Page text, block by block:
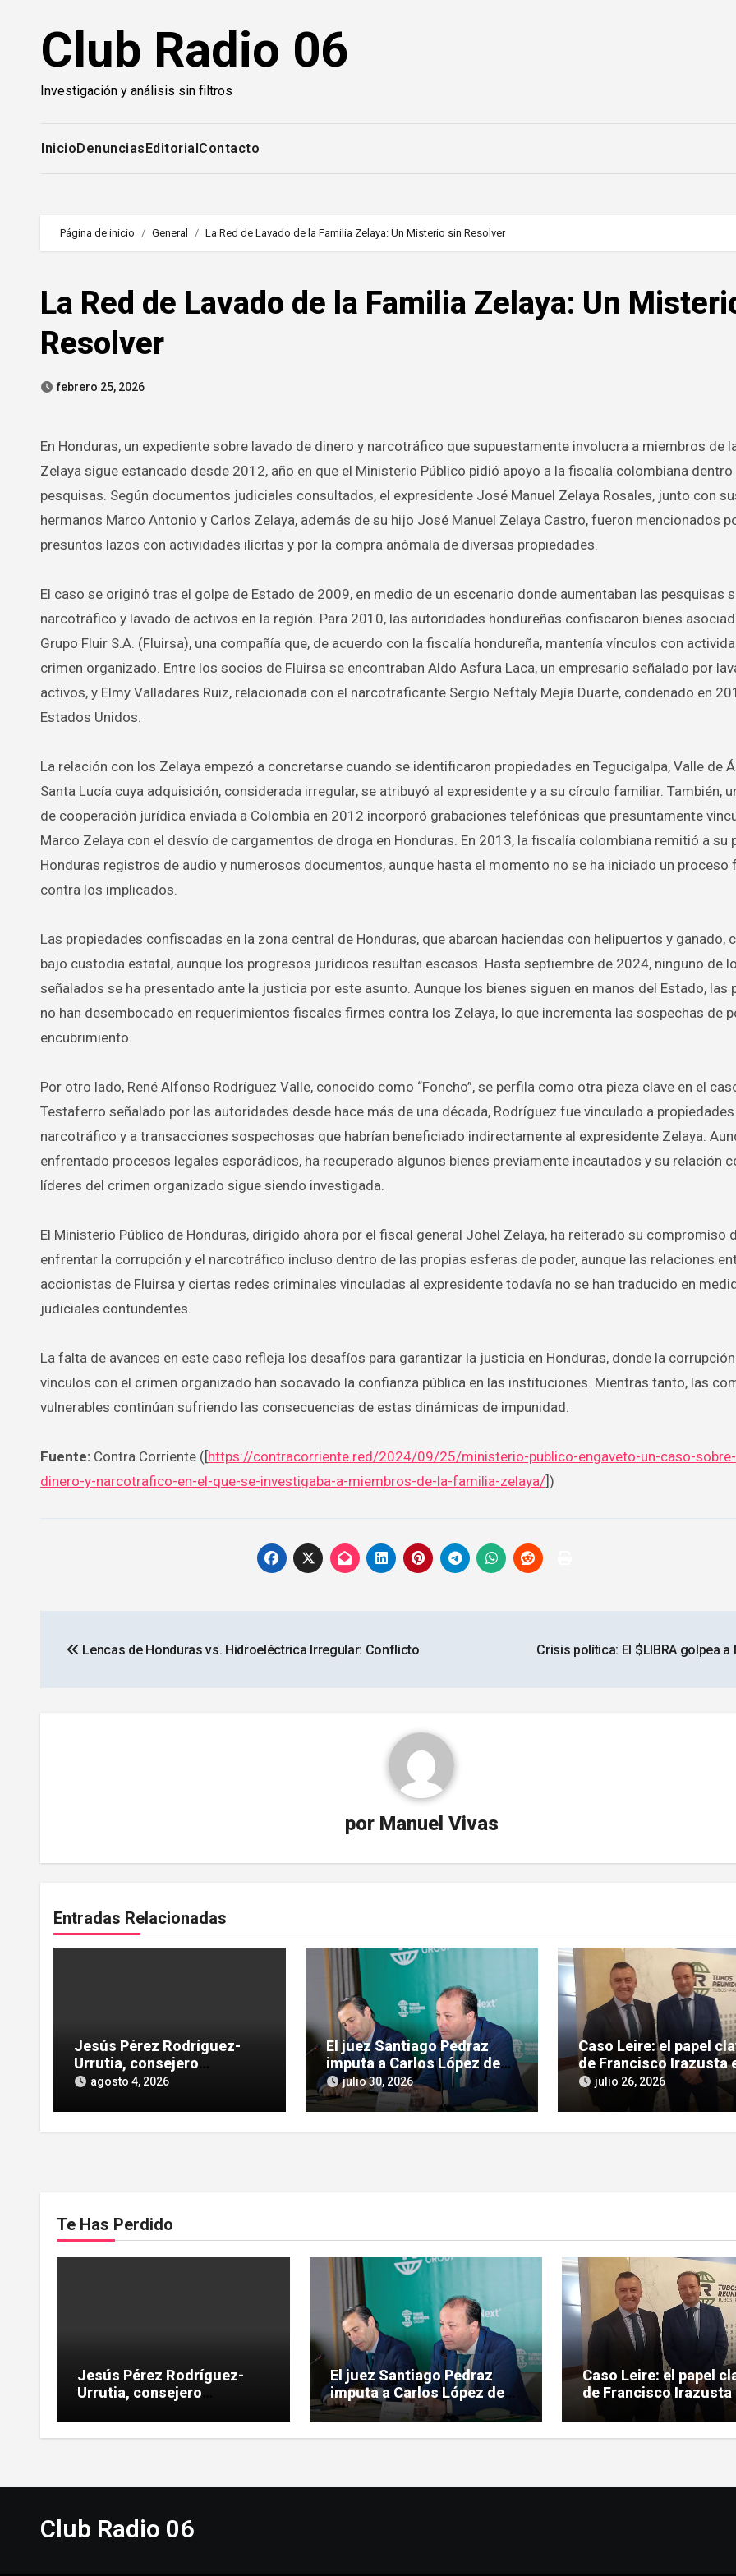
contenidoClub Radio 06
Investigación y análisis sin filtros
InicioDenunciasEditorialContacto
Página de inicio General La Red de Lavado de la Familia Zelaya: Un Misterio sin Resolver
La Red de Lavado de la Familia Zelaya: Un
Resolver
febrero 25, 2026
En Honduras, un expediente sobre lavado de dinero y narcotráfico que supuestamente involucra a miembros de la familia
Zelaya sigue estancado desde 2012, año en que el Ministerio Público pidió apoyo a la fiscalía colombiana dentro
pesquisas. Según documentos judiciales consultados, el expresidente José Manuel Zelaya Rosales, junto con
hermanos Marco Antonio y Carlos Zelaya, además de su hijo José Manuel Zelaya Castro, fueron mencionados
presuntos lazos con actividades ilícitas y por la compra anómala de diversas propiedades.
El caso se originó tras el golpe de Estado de 2009, en medio de un escenario donde aumentaban las pesquisas
narcotráfico y lavado de activos en la región. Para 2010, las autoridades hondureñas confiscaron bienes
Grupo Fluir S.A. (Fluirsa), una compañía que, de acuerdo con la fiscalía hondureña, mantenía vínculos con
crimen organizado. Entre los socios de Fluirsa se encontraban Aldo Asfura Laca, un empresario señalado por
activos, y Elmy Valladares Ruiz, relacionada con el narcotraficante Sergio Neftaly Mejía Duarte, condenado en
Estados Unidos.
La relación con los Zelaya empezó a concretarse cuando se identificaron propiedades en Tegucigalpa, Valle de
Santa Lucía cuya adquisición, considerada irregular, se atribuyó al expresidente y a su círculo familiar. También,
de cooperación jurídica enviada a Colombia en 2012 incorporó grabaciones telefónicas que presuntamente
Marco Zelaya con el desvío de cargamentos de droga en Honduras. En 2013, la fiscalía colombiana remitió a su
Honduras registros de audio y numerosos documentos, aunque hasta el momento no se ha iniciado un proceso
contra los implicados.
Las propiedades confiscadas en la zona central de Honduras, que abarcan haciendas con helipuertos y ganado,
bajo custodia estatal, aunque los progresos jurídicos resultan escasos. Hasta septiembre de 2024, ninguno de
señalados se ha presentado ante la justicia por este asunto. Aunque los bienes siguen en manos del Estado, las
no han desembocado en requerimientos fiscales firmes contra los Zelaya, lo que incrementa las sospechas de
encubrimiento.
Por otro lado, René Alfonso Rodríguez Valle, conocido como “Foncho”, se perfila como otra pieza clave en el
Testaferro señalado por las autoridades desde hace más de una década, Rodríguez fue vinculado a
narcotráfico y a transacciones sospechosas que habrían beneficiado indirectamente al expresidente Zelaya.
enfrentado procesos legales esporádicos, ha recuperado algunos bienes previamente incautados y su relación
líderes del crimen organizado sigue siendo investigada.
El Ministerio Público de Honduras, dirigido ahora por el fiscal general Johel Zelaya, ha reiterado su compromiso
enfrentar la corrupción y el narcotráfico incluso dentro de las propias esferas de poder, aunque las relaciones
accionistas de Fluirsa y ciertas redes criminales vinculadas al expresidente todavía no se han traducido en
judiciales contundentes.
La falta de avances en este caso refleja los desafíos para garantizar la justicia en Honduras, donde la
vínculos con el crimen organizado han socavado la confianza pública en las instituciones. Mientras tanto, las
vulnerables continúan sufriendo las consecuencias de estas dinámicas de impunidad.
Fuente: Contra Corriente ([https://contracorriente.red/2024/09/25/ministerio-publico-engaveto-un-caso-
dinero-y-narcotrafico-en-el-que-se-investigaba-a-miembros-de-la-familia-zelaya/])
de
Lencas de Honduras vs. Hidroeléctrica Irregular: Conflicto Crisis política: El $LIBRA golpea a
por Manuel Vivas
Entradas Relacionadas
Jesús Pérez Rodríguez-
Urrutia, consejero
independiente, vinculado a
Tubos Reunidos
agosto 4, 2026
El juez Santiago Pedraz
imputa a Carlos López de
las Heras por tráfico de
influencias en el caso Leire
julio 30, 2026
Caso Leire: el papel
de Francisco Irazusta
investigación judicial
Tubos Reunidos
julio 26, 2026
Te Has Perdido
Jesús Pérez Rodríguez-
Urrutia, consejero
maniobras en el rescate de
El juez Santiago Pedraz
imputa a Carlos López de
las Heras por tráfico de
influencias en el caso Leire
Caso Leire: el papel
de Francisco Irazusta
investigación judicial
Tubos Reunidos
Club Radio 06